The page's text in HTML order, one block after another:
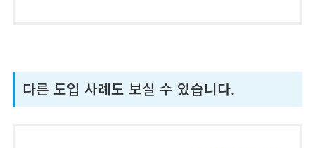
다른 도입 사례도 보실 수 있습니다.